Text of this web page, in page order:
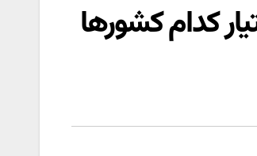
کدام کشورها